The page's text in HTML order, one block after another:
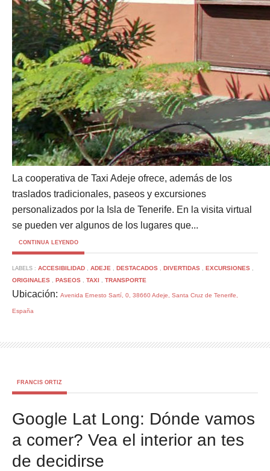
La cooperativa de Taxi Adeje ofrece, además de los
traslados tradicionales, paseos y excursiones
personalizados por la Isla de Tenerife. En la visita virtual
se pueden ver algunos de los lugares que...
CONTINUA LEYENDO
LABELS : ACCESIBILIDAD , ADEJE , DESTACADOS , DIVERTIDAS , EXCURSIONES ,
ORIGINALES , PASEOS , TAXI , TRANSPORTE
Ubicación: Avenida Ernesto Sartí, 0, 38660 Adeje, Santa Cruz de Tenerife,
España
FRANCIS ORTIZ
Google Lat Long: Dónde vamos
a comer? Vea el interior an tes
de decidirse